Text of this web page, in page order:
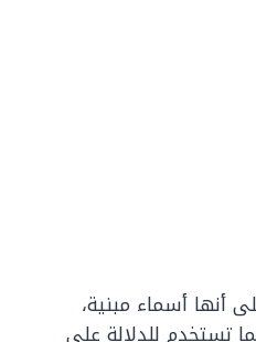
أنها أسماء مبنية،
تستخدم للدلالة على